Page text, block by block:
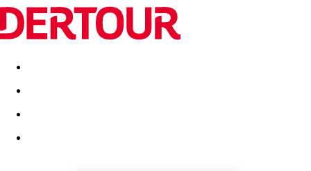
Destinatii Vacanta perfecta OFERTE DE NERATAT